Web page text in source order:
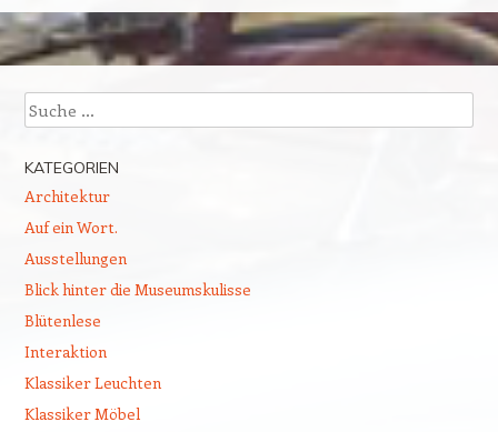
Beitragsnavigation
Suchen
KATEGORIEN
Architektur
Auf ein Wort.
Ausstellungen
Blick hinter die Museumskulisse
Blütenlese
Interaktion
Klassiker Leuchten
Klassiker Möbel